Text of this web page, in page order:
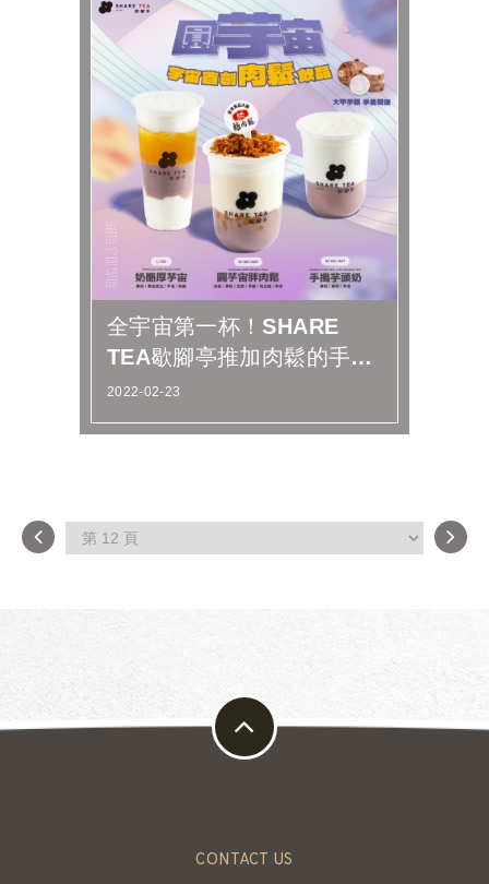
全宇宙第一杯！SHARE
TEA歇腳亭推加肉鬆的手搖
飲
2022-02-23
CONTACT US